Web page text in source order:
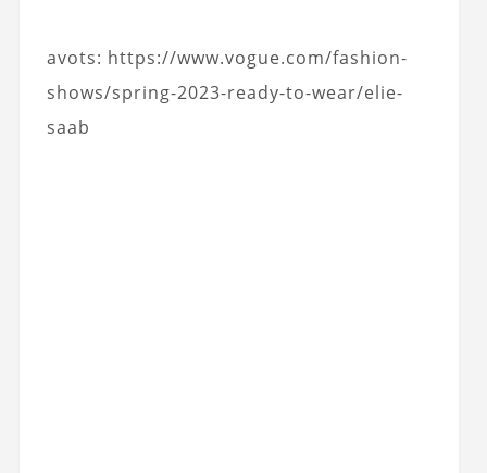
avots: https://www.vogue.com/fashion-
shows/spring-2023-ready-to-wear/elie-
saab